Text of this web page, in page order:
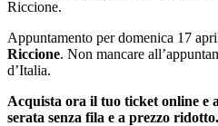
Riccione.
Appuntamento per domenica 17
Riccione. Non mancare
d’Italia.
Acquista ora il tuo ticket online e
serata senza fila e a prezzo ridotto.